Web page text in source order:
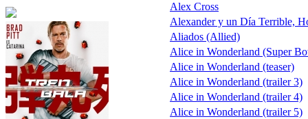
Alex Cross
Alexander y un Día Terrible,
Aliados (Allied)
Alice in Wonderland (Super
Alice in Wonderland (teaser)
Alice in Wonderland (trailer 3)
Alice in Wonderland (trailer 4)
Alice in Wonderland (trailer 5)